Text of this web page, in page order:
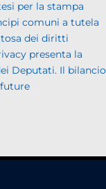
per la stampa
comuni a tutela
dei diritti
presenta la
Deputati. Il bilancio